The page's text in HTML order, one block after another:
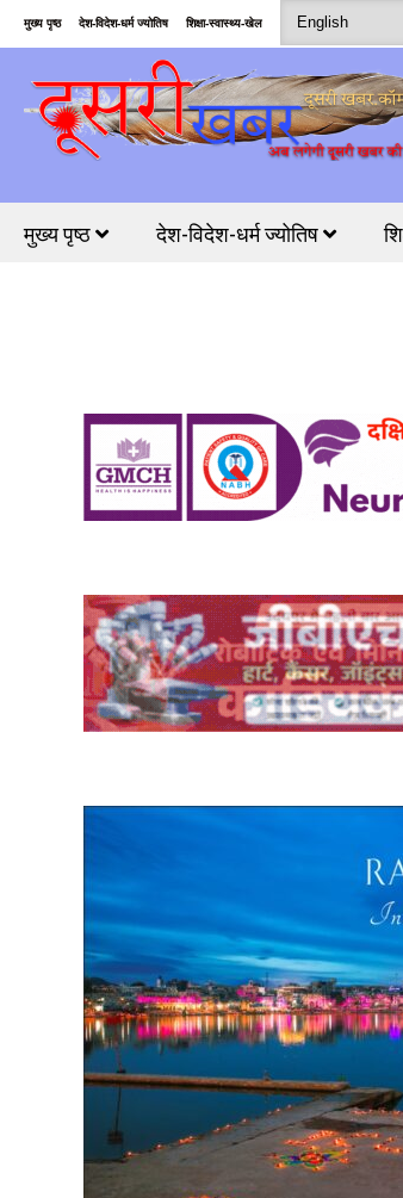
मुख्य पृष्ठ देश-विदेश-धर्म ज्योतिष शिक्षा-स्वास्थ्य-खेल
मुख्य पृष्ठ देश-विदेश-धर्म ज्योतिष